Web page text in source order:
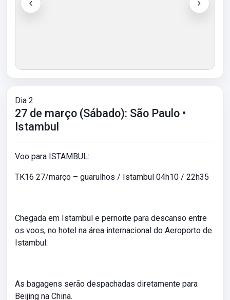
Dia 2
27 de março (Sábado): São Paulo •
Istambul
Voo para ISTAMBUL:
TK16 27/março – guarulhos / Istambul 04h10 / 22h35
Chegada em Istambul e pernoite para descanso entre
os voos, no hotel na área internacional do Aeroporto de
Istambul.
As bagagens serão despachadas diretamente para
Beijing na China.